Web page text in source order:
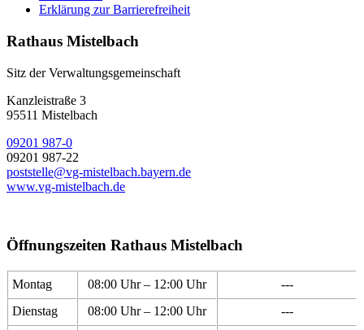
Erklärung zur Barrierefreiheit
Rathaus Mistelbach
Sitz der Verwaltungsgemeinschaft
Kanzleistraße 3
95511 Mistelbach
09201 987-0
09201 987-22
poststelle@vg-mistelbach.bayern.de
www.vg-mistelbach.de
Öffnungszeiten Rathaus Mistelbach
Montag 08:00 Uhr – 12:00 Uhr
---
Dienstag
08:00 Uhr – 12:00 Uhr
---